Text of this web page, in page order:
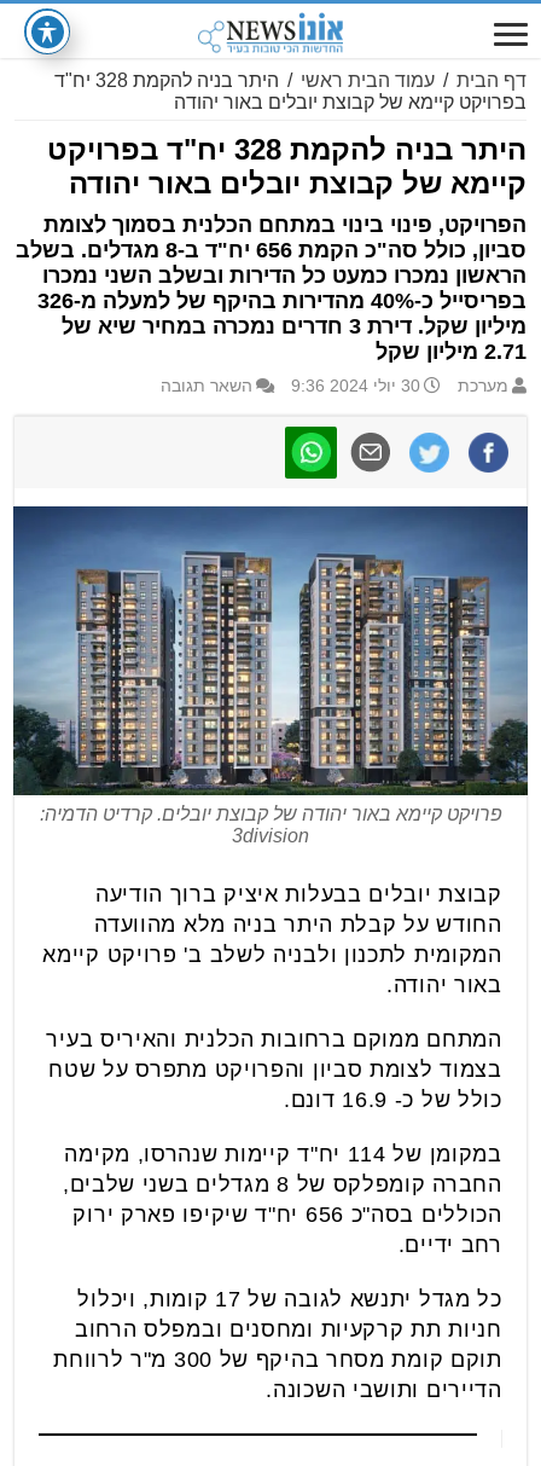
דף הבית / עמוד הבית ראשי /
היתר בניה להקמת 328 יח"ד
בפרויקט קיימא של קבוצת יובלים באור יהודה
היתר בניה להקמת 328 יח"ד בפרויקט
קיימא של קבוצת יובלים באור יהודה
הפרויקט, פינוי בינוי במתחם הכלנית בסמוך לצומת
סביון, כולל סה"כ הקמת 656 יח"ד ב-8 מגדלים. בשלב
הראשון נמכרו כמעט כל הדירות ובשלב השני נמכרו
בפריסייל כ-40% מהדירות בהיקף של למעלה מ-326
מיליון שקל. דירת 3 חדרים נמכרה במחיר שיא של
2.71 מיליון שקל
מערכת 30 יולי 2024 9:36 השאר תגובה
פרויקט קיימא באור יהודה של קבוצת יובלים. קרדיט הדמיה:
3division
קבוצת יובלים בבעלות איציק ברוך הודיעה
החודש על קבלת היתר בניה מלא מהוועדה
המקומית לתכנון ולבניה לשלב ב' פרויקט קיימא
באור יהודה.
המתחם ממוקם ברחובות הכלנית והאיריס בעיר
בצמוד לצומת סביון והפרויקט מתפרס על שטח
כולל של כ- 16.9 דונם.
במקומן של 114 יח"ד קיימות שנהרסו, מקימה
החברה קומפלקס של 8 מגדלים בשני שלבים,
הכוללים בסה"כ 656 יח"ד שיקיפו פארק ירוק
רחב ידיים.
כל מגדל יתנשא לגובה של 17 קומות, ויכלול
חניות תת קרקעיות ומחסנים ובמפלס הרחוב
תוקם קומת מסחר בהיקף של 300 מ"ר לרווחת
הדיירים ותושבי השכונה.